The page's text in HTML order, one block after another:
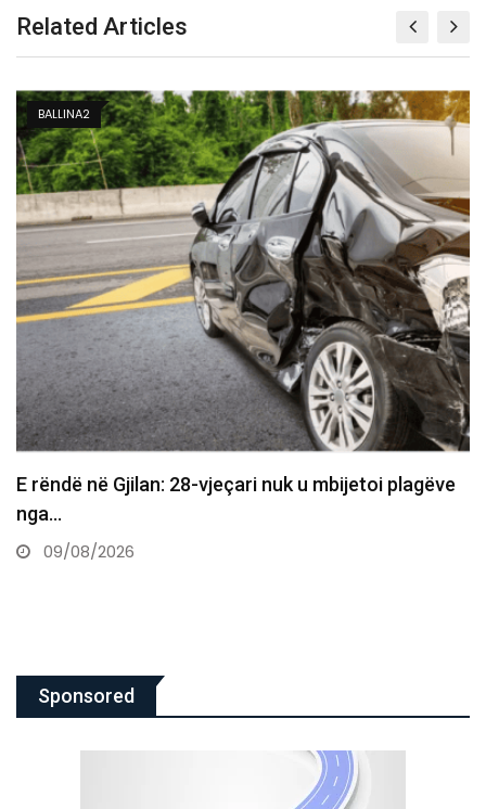
Related Articles
BALLINA2
E rëndë në Gjilan: 28-vjeçari nuk u mbijetoi plagëve
nga…
09/08/2026
Sponsored